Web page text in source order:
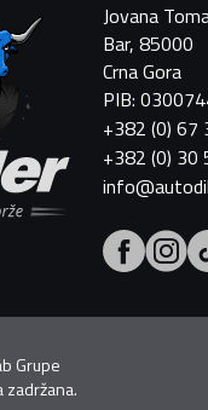
Jovana
Bar, 85000
Crna Gora
PIB:
+382 (0) 67
+382 (0) 30
Grupe
zadržana.